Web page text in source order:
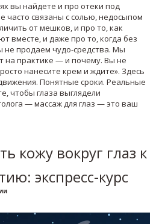
вы найдете и про отеки под
часто связаны с солью, недосыпом
от мешков, и про то, как
вместе, и даже про то, когда без
не продаем чудо-средства. Мы
на практике — и почему. Вы не
нанесите крем и ждите». Здесь
Понятные сроки. Реальные
чтобы глаза выглядели
— массаж для глаз — это ваш
кожу вокруг глаз к
экспресс-курс